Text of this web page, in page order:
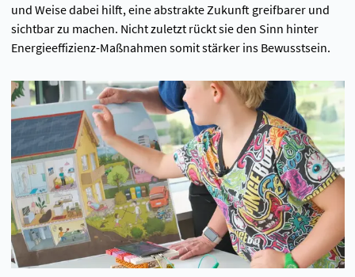
und Weise dabei hilft, eine abstrakte Zukunft greifbarer und
sichtbar zu machen. Nicht zuletzt rückt sie den Sinn hinter
Energieeffizienz-Maßnahmen somit stärker ins Bewusstsein.